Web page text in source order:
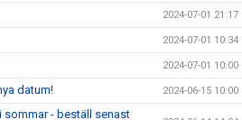
2024-07-01 21:17
2024-07-01 10:34
2024-07-01 10:00
datum! 2024-06-15 10:00
sommar - beställ senast